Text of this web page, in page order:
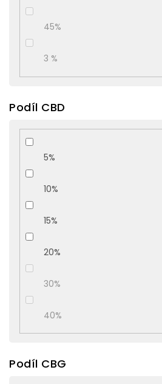
45%
3 %
Podíl CBD
5%
10%
15%
20%
30%
40%
Podíl CBG